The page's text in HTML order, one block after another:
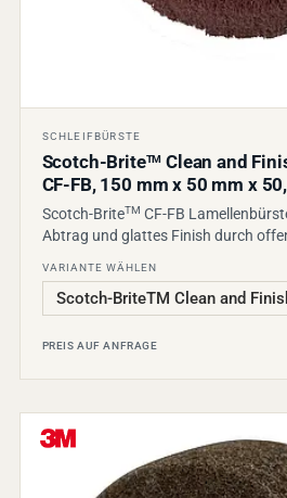
SCHLEIFBÜRSTE
Scotch-BriteTM Clean and
CF-FB, 150 mm x 50 mm x
Scotch-BriteTM CF-FB
Abtrag und glattes Finish durch
VARIANTE WÄHLEN
PREIS AUF ANFRAGE